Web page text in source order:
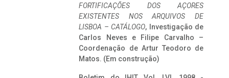
FORTIFICAÇÕES DOS AÇORES
EXISTENTES NOS ARQUIVOS DE
LISBOA – CATÁLOGO, Investigação de
Carlos Neves e Filipe Carvalho –
Coordenação de Artur Teodoro de
Matos. (Em construção)